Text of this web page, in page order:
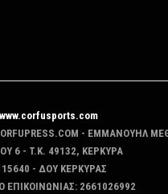
www.corfusports.com
- ΕΜΜΑΝΟΥΗΛ
6 - T.K. 49132, ΚΕΡΚΥΡΑ
- ΔΟΥ ΚΕΡΚΥΡΑΣ
2661026992